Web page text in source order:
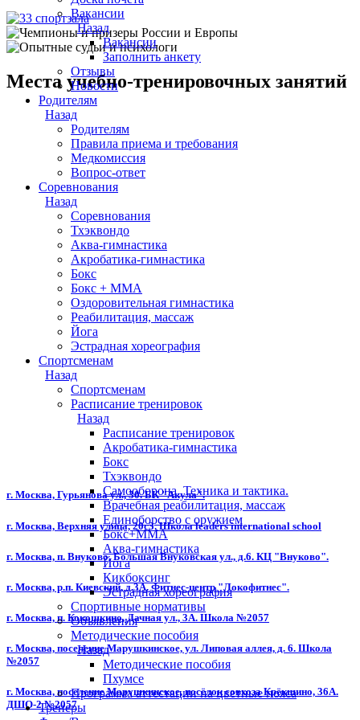
Вакансии
Назад
Вакансии
Заполнить анкету
Отзывы
Новости
Родителям
Назад
Родителям
Правила приема и требования
Медкомиссия
Вопрос-ответ
Соревнования
Назад
Соревнования
Тхэквондо
Аква-гимнастика
Акробатика-гимнастика
Бокс
Бокс + MMA
Оздоровительная гимнастика
Реабилитация, массаж
Йога
Эстрадная хореография
Спортсменам
Назад
Спортсменам
Расписание тренировок
Назад
Расписание тренировок
Акробатика-гимнастика
Бокс
Тхэквондо
Самооборона. Техника и тактика.
Врачебная реабилитация, массаж
Единоборство с оружием
Бокс+MMA
Аква-гимнастика
Йога
Кикбоксинг
Эстрадная хореография
Спортивные нормативы
Объявления
Методические пособия
Назад
Методические пособия
Пхумсе
Программа аттестации на цветные пояса
Тренеры
Места учебно-тренировочных занятий
г. Москва, Гурьянова ул., 30. БК "Акула".
г. Москва, Верхняя улица, 20с3. Школа leaders international school
г. Москва, п. Внуково, Большая Внуковская ул., д.6. КЦ "Внуково".
г. Москва, р.п. Киевский, д.3А. Фитнес-центр "Локофитнес".
г. Москва, п. Кокошкино, Дачная ул., 3А. Школа №2057
г. Москва, поселение Марушкинское, ул. Липовая аллея, д. 6. Школа
№2057
г. Москва, поселение Марушкинское, посёлок совхоза Крёкшино, 36А.
ДШО-2 №2057